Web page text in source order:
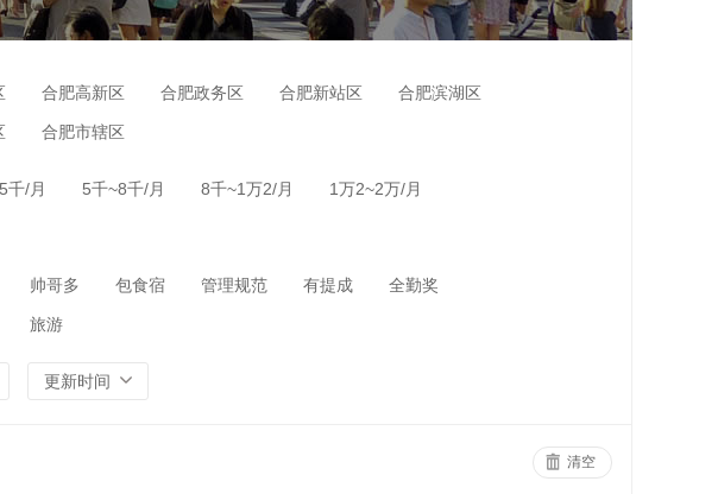
合肥高新区 合肥政务区 合肥新站区 合肥滨湖区
合肥市辖区
千/月 5千~8千/月 8千~1万2/月 1万2~2万/月
帅哥多 包食宿 管理规范 有提成 全勤奖
旅游
更新时间
清空